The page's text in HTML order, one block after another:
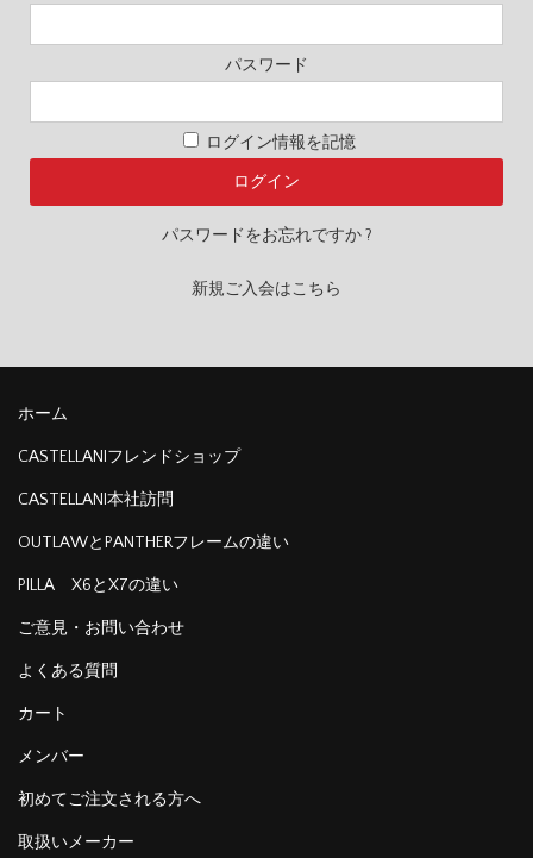
パスワード
ログイン情報を記憶
パスワードをお忘れですか ?
新規ご入会はこちら
ホーム
CASTELLANIフレンドショップ
CASTELLANI本社訪問
OUTLAWとPANTHERフレームの違い
PILLA X6とX7の違い
ご意見・お問い合わせ
よくある質問
カート
メンバー
初めてご注文される方へ
取扱いメーカー